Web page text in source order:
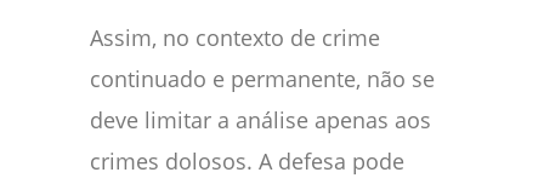
Assim, no contexto de crime
continuado e permanente, não se
deve limitar a análise apenas aos
crimes dolosos. A defesa pode